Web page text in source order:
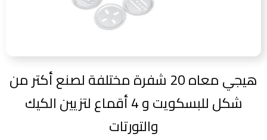
هيجي معاه 20 شفرة مختلفة لصنع أكتر من
شكل للبسكويت و 4 أقماع لتزيين الكيك
والتورتات